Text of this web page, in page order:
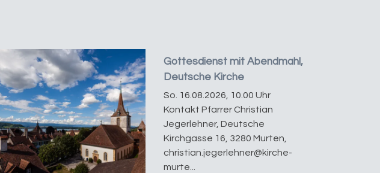
Gottesdienst mit Abendmahl,
Deutsche Kirche
So. 16.08.2026, 10.00 Uhr
Kontakt Pfarrer Christian
Jegerlehner, Deutsche
Kirchgasse 16, 3280 Murten,
christian.jegerlehner@kirche-
murte...